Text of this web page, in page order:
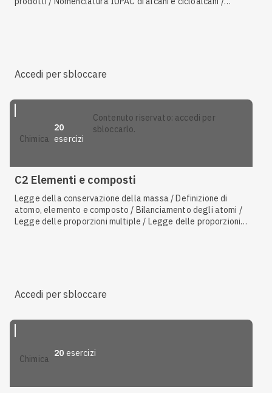
Accedi per sbloccare
chimica
20
esercizi
contenuto riservato: accedi per
sbloccarlo.
C2 Elementi e composti
Legge della conservazione della massa / Definizione di
atomo, elemento e composto / Bilanciamento degli atomi /
Legge delle proporzioni multiple / Legge delle proporzioni
Accedi per sbloccare
chimica
20 esercizi